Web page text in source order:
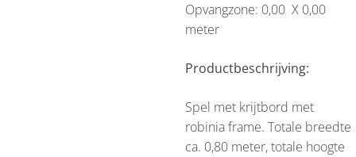
Opvangzone: 0,00 X 0,00
meter
Productbeschrijving:
Spel met krijtbord met
robinia frame. Totale breedte
ca. 0,80 meter, totale hoogte